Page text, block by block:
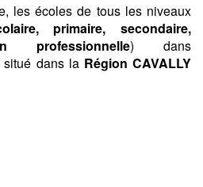
les écoles de tous les niveaux
primaire, secondaire,
professionnelle) dans
situé dans la Région CAVALLY